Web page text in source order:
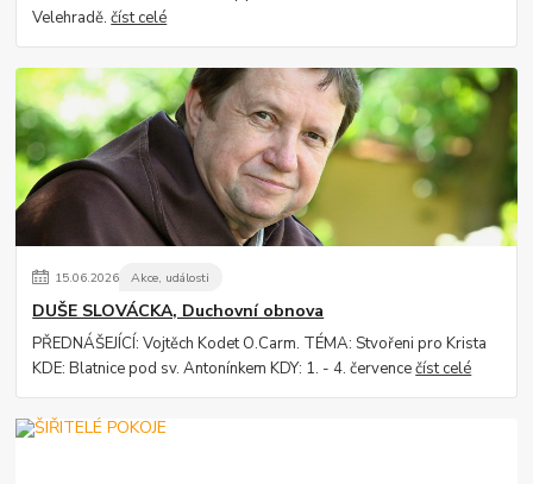
Velehradě.číst celé
15.06.2026 Akce, události
DUŠE SLOVÁCKA, Duchovní obnova
PŘEDNÁŠEJÍCÍ: Vojtěch Kodet O.Carm. TÉMA: Stvořeni pro Krista
KDE: Blatnice pod sv. Antonínkem KDY: 1. - 4. červencečíst celé